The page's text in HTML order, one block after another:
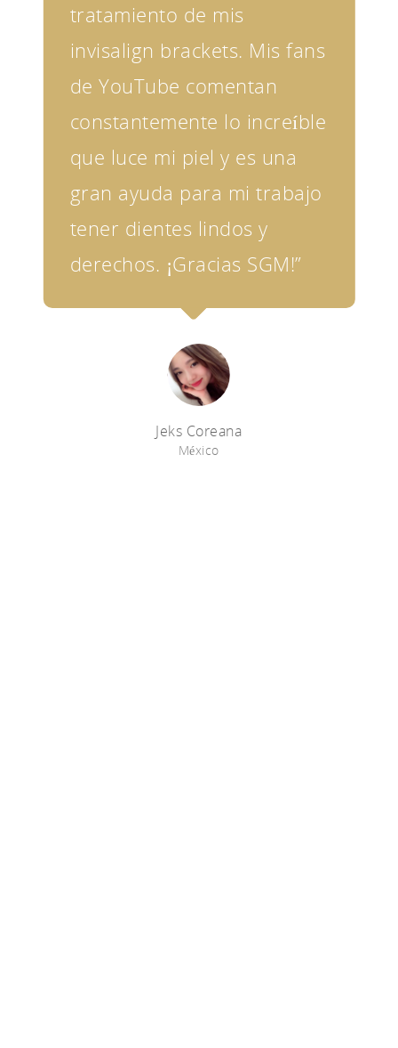
tratamiento de mis
invisalign brackets. Mis fans
de YouTube comentan
constantemente lo increíble
que luce mi piel y es una
gran ayuda para mi trabajo
tener dientes lindos y
derechos. ¡Gracias SGM!”
Jeks Coreana
México